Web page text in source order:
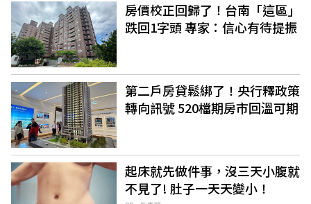
房價校正回歸了！台南「這區」
跌回1字頭 專家：信心有待提振
第二戶房貸鬆綁了！央行釋政策
轉向訊號 520檔期房市回溫可期
起床就先做件事，沒三天小腹就
不見了! 肚子一天天變小！